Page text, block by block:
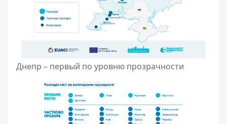
Днепр – первый по уровню прозрачности